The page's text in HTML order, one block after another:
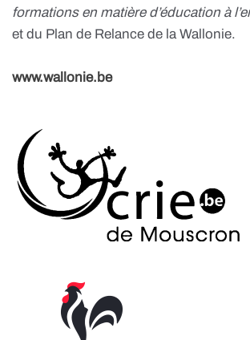
formations en matière d’éducation à
et du Plan de Relance de la Wallonie.
www.wallonie.be